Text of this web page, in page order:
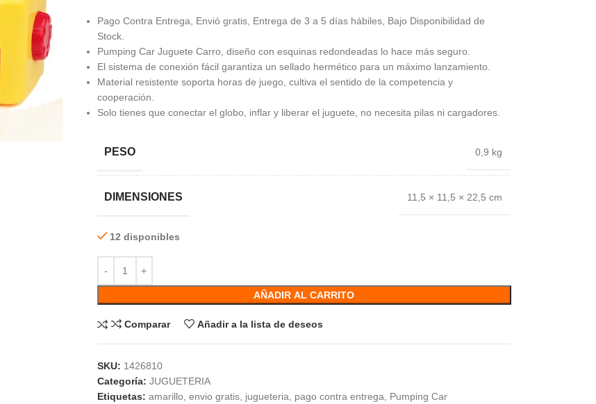
Pago Contra Entrega, Envió gratis, Entrega de 3 a 5 días hábiles, Bajo Disponibilidad de
Stock.
Pumping Car Juguete Carro, diseño con esquinas redondeadas lo hace más seguro.
El sistema de conexión fácil garantiza un sellado hermético para un máximo lanzamiento.
Material resistente soporta horas de juego, cultiva el sentido de la competencia y
cooperación.
Solo tienes que conectar el globo, inflar y liberar el juguete, no necesita pilas ni cargadores.
PESO 0,9 kg
DIMENSIONES 11,5 × 11,5 × 22,5 cm
12 disponibles
AÑADIR AL CARRITO
Comparar Añadir a la lista de deseos
SKU: 1426810
Categoría: JUGUETERIA
Etiquetas: amarillo, envio gratis, jugueteria, pago contra entrega, Pumping Car